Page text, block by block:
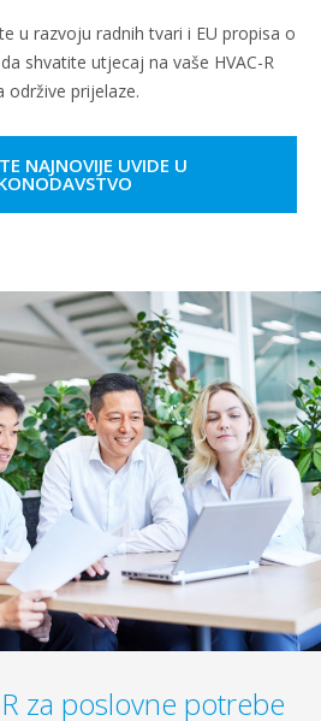
u razvoju radnih tvari i EU propisa o
shvatite utjecaj na vaše HVAC-R
održive prijelaze.
NAJNOVIJE UVIDE U
za poslovne potrebe